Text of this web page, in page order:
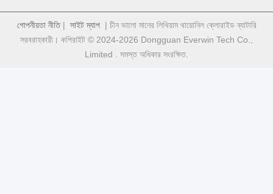
গোপনীয়তা নীতি| সাইট ম্যাপ| চীন ভালো মানের লিথিয়াম থায়োনিল ক্লোরাইড ব্যাটারি
সরবরাহকারী। কপিরাইট © 2024-2026 Dongguan Everwin Tech Co.,
Limited . সমস্ত অধিকার সংরক্ষিত.